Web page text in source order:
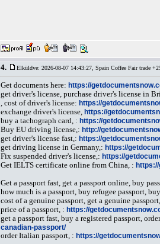
4. Elküldve: 2026-08-07 14:43:27, Spain Coffee Fair trade
Get documents here: https://
get driver's license, purchase driver's license in
, cost of driver's license: https://
exchange driver's license, https://
buy a tachograph card, : https://
Buy EU driving license,: http://
get driver's license fast,: https://
get driving license in Germany,: https://
Fix suspended driver's license,: https://
Get IELTS certificate online from China, :
Get a passport fast, get a passport online, buy
how much is a passport, buy refugee passport,
cost of a genuine passport, get a genuine
price of a passport, : https://
get a passport fast, buy a registered passport,
canadian-passport/
order Italian passport, : https://